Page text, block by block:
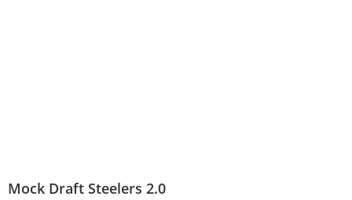
Mock Draft Steelers 2.0